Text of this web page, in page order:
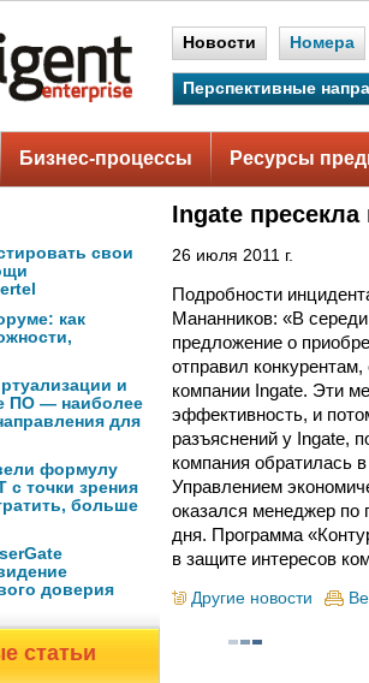
Новости Номера
Перспективные
Бизнес-процессы Ресурсы
свои
как
и
ПО — наиболее
для
формулу
с точки зрения
больше
доверия
статьи
Ingate
26 июля 2011 г.
Подробности
Мананников: «В
предложение о
отправил
компании Ingate. Эти
эффективность, и
разъяснений у Ingate,
компания обратилась
Управлением
оказался менеджер по
дня. Программа
в защите интересов
Другие новости